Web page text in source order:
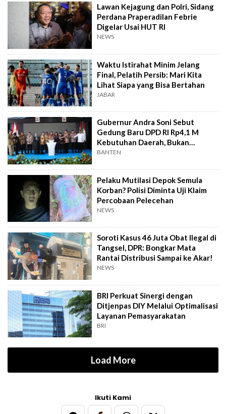
Lawan Kejagung dan Polri, Sidang
Perdana Praperadilan Febrie
Digelar Usai HUT RI
NEWS
Waktu Istirahat Minim Jelang
Final, Pelatih Persib: Mari Kita
Lihat Siapa yang Bisa Bertahan
JABAR
Gubernur Andra Soni Sebut
Gedung Baru DPD RI Rp4,1 M
Kebutuhan Daerah, Bukan
Senator
BANTEN
Pelaku Mutilasi Depok Semula
Korban? Polisi Diminta Uji Klaim
Percobaan Pelecehan
NEWS
Soroti Kasus 46 Juta Obat Ilegal di
Tangsel, DPR: Bongkar Mata
Rantai Distribusi Sampai ke Akar!
NEWS
BRI Perkuat Sinergi dengan
Ditjenpas DIY Melalui Optimalisasi
Layanan Pemasyarakatan
BRI
Load More
Ikuti Kami